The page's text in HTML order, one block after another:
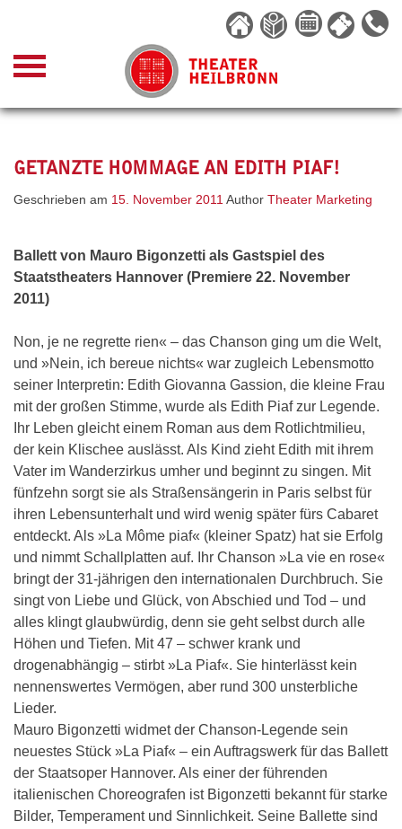
content
GETANZTE HOMMAGE AN EDITH PIAF!
Geschrieben am 15. November 2011 Author Theater Marketing
Ballett von Mauro Bigonzetti als Gastspiel des
Staatstheaters Hannover (Premiere 22. November
2011)
Non, je ne regrette rien« – das Chanson ging um die Welt,
und »Nein, ich bereue nichts« war zugleich Lebensmotto
seiner Interpretin: Edith Giovanna Gassion, die kleine Frau
mit der großen Stimme, wurde als Edith Piaf zur Legende.
Ihr Leben gleicht einem Roman aus dem Rotlichtmilieu,
der kein Klischee auslässt. Als Kind zieht Edith mit ihrem
Vater im Wanderzirkus umher und beginnt zu singen. Mit
fünfzehn sorgt sie als Straßensängerin in Paris selbst für
ihren Lebensunterhalt und wird wenig später fürs Cabaret
entdeckt. Als »La Môme piaf« (kleiner Spatz) hat sie Erfolg
und nimmt Schallplatten auf. Ihr Chanson »La vie en rose«
bringt der 31-jährigen den internationalen Durchbruch. Sie
singt von Liebe und Glück, von Abschied und Tod – und
alles klingt glaubwürdig, denn sie geht selbst durch alle
Höhen und Tiefen. Mit 47 – schwer krank und
drogenabhängig – stirbt »La Piaf«. Sie hinterlässt kein
nennenswertes Vermögen, aber rund 300 unsterbliche
Lieder.
Mauro Bigonzetti widmet der Chanson-Legende sein
neuestes Stück »La Piaf« – ein Auftragswerk für das Ballett
der Staatsoper Hannover. Als einer der führenden
italienischen Choreografen ist Bigonzetti bekannt für starke
Bilder, Temperament und Sinnlichkeit. Seine Ballette sind